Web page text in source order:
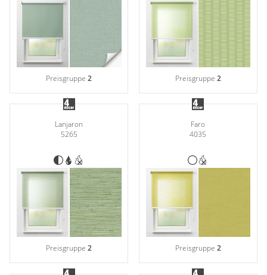
Preisgruppe2 Preisgruppe 2
Lanjaron
5265
Preisgruppe2
Faro
4035
Preisgruppe 2